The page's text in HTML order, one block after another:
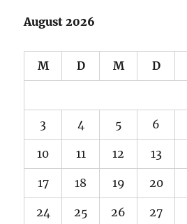
August 2026
M D M D
3 4 5 6
10 11 12 13
17 18 19 20
24 25 26 27